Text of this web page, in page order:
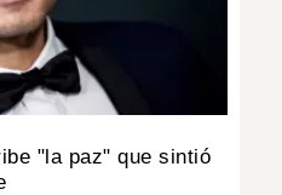
"la paz" que sintió